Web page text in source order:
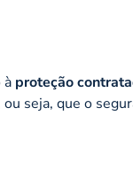
à proteção
seja, que o